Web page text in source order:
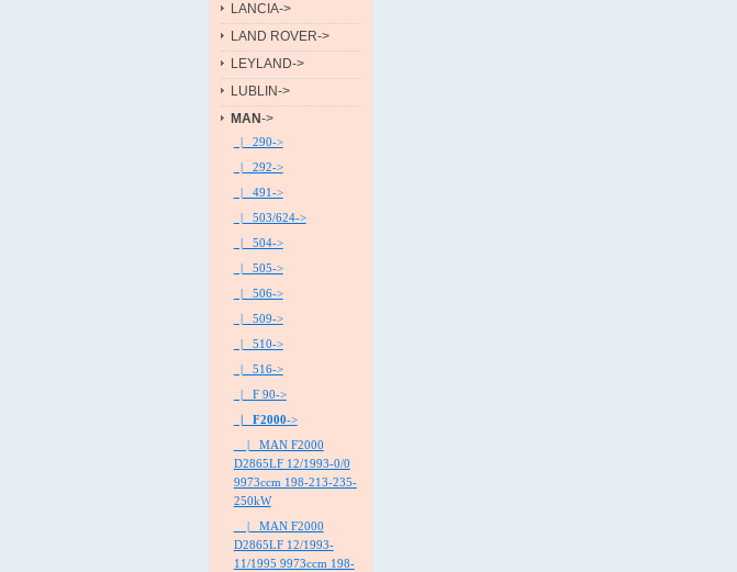
LANCIA->
LAND ROVER->
LEYLAND->
LUBLIN->
MAN->
|_ 290->
|_ 292->
|_ 491->
|_ 503/624->
|_ 504->
|_ 505->
|_ 506->
|_ 509->
|_ 510->
|_ 516->
|_ F 90->
|_ F2000->
|_ MAN F2000
D2865LF 12/1993-0/0
9973ccm 198-213-235-
250kW
|_ MAN F2000
D2865LF 12/1993-
11/1995 9973ccm 198-